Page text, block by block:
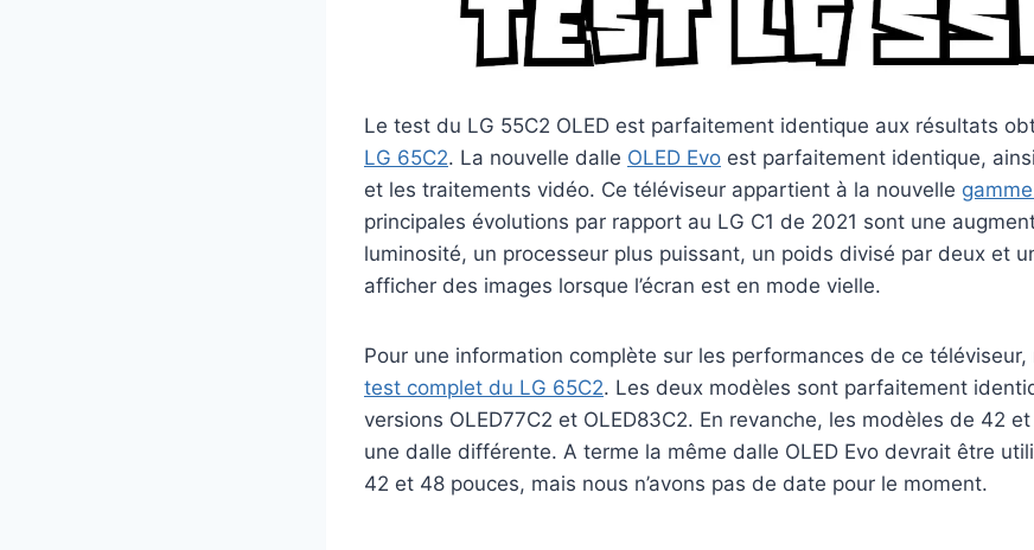
Le test du LG 55C2 OLED est parfaitement identique aux résultats
LG 65C2. La nouvelle dalle OLED Evo est parfaitement identique,
et les traitements vidéo. Ce téléviseur appartient à la nouvelle
principales évolutions par rapport au LG C1 de 2021 sont une
luminosité, un processeur plus puissant, un poids divisé par deux et
afficher des images lorsque l’écran est en mode vielle.
Pour une information complète sur les performances de ce
test complet du LG 65C2. Les deux modèles sont parfaitement
versions OLED77C2 et OLED83C2. En revanche, les modèles de 42
une dalle différente. A terme la même dalle OLED Evo devrait être
42 et 48 pouces, mais nous n’avons pas de date pour le moment.